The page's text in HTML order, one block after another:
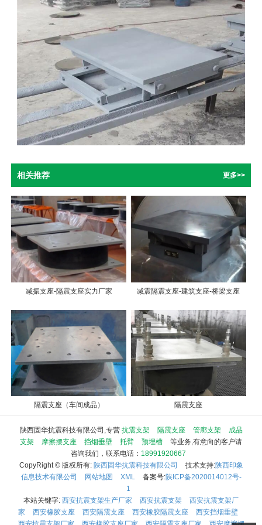
相关推荐 更多>>
减振支座-隔震支座实力厂家 减震隔震支座-建筑支座-桥梁支座
隔震支座（车间成品） 隔震支座
陕西固华抗震科技有限公司,专营 抗震支架 隔震支座 管廊支架
成品
支架
摩擦摆支座 挡烟垂壁 托臂 预埋槽
等业务,有意向的客户请
咨询我们，联系电话： 18991920667
CopyRight © 版权所有: 陕西固华抗震科技有限公司 技术支持:陕西印象
信息技术有限公司
网站地图 XML 备案号:陕ICP备2020014012号-
1
本站关键字: 西安抗震支架生产厂家 西安抗震支架
西安抗震支架厂
家
西安橡胶支座 西安隔震支座 西安橡胶隔震支座
西安挡烟垂壁